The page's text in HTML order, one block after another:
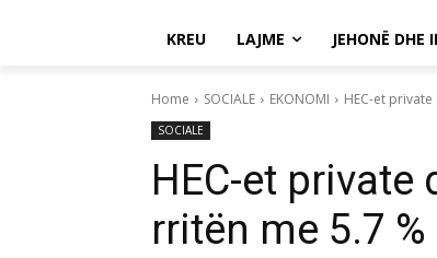
KREU LAJME JEHONË DHE
Home SOCIALE EKONOMI HEC-et
SOCIALE
HEC-et
rritën me 5.7